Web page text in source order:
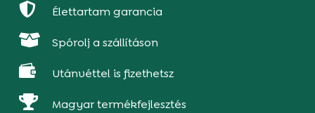
 Élettartam garancia
 Spórolj a szállításon
 Utánvéttel is fizethetsz
 Magyar termékfejlesztés